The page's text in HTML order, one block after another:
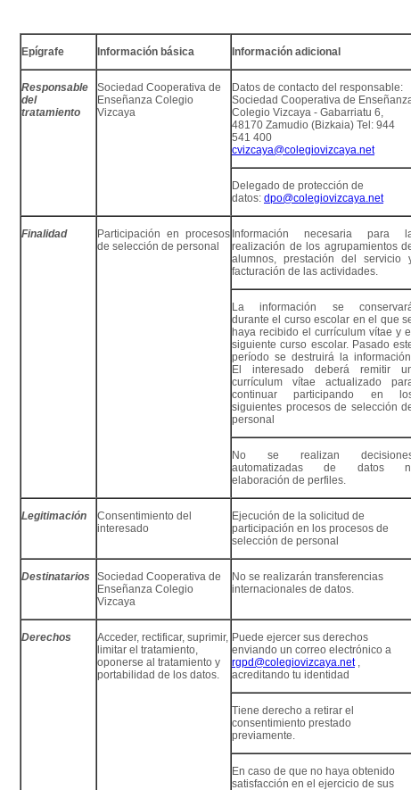
Epígrafe Información básica Información adicional
Responsable
del
tratamiento
Sociedad Cooperativa de
Enseñanza Colegio
Vizcaya
Datos de contacto del responsable:
Sociedad Cooperativa de
Colegio Vizcaya - Gabarriatu 6,
48170 Zamudio (Bizkaia) Tel: 944
541 400
cvizcaya@colegiovizcaya.net
Delegado de protección de
datos: dpo@colegiovizcaya.net
Finalidad
Participación en procesos
de selección de personal
Información necesaria para
realización de los agrupamientos
alumnos, prestación del servicio
facturación de las actividades.
La información se
durante el curso escolar en el que
haya recibido el currículum vítae y el
siguiente curso escolar. Pasado
período se destruirá la
El interesado deberá remitir
currículum vítae actualizado
continuar participando en
siguientes procesos de selección
personal
No se realizan
automatizadas de datos
elaboración de perfiles.
Legitimación
Consentimiento del
interesado
Ejecución de la solicitud de
participación en los procesos de
selección de personal
Destinatarios
Sociedad Cooperativa de
Enseñanza Colegio
Vizcaya
No se realizarán transferencias
internacionales de datos.
Derechos
Acceder, rectificar, suprimir,
limitar el tratamiento,
oponerse al tratamiento y
portabilidad de los datos.
Puede ejercer sus derechos
enviando un correo electrónico a
rgpd@colegiovizcaya.net,
acreditando tu identidad
Tiene derecho a retirar el
consentimiento prestado
previamente.
En caso de que no haya obtenido
satisfacción en el ejercicio de sus